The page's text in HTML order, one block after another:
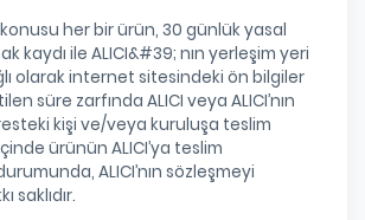
her bir ürün, 30 günlük yasal
kaydı ile ALICI&#39; nın yerleşim yeri
olarak internet sitesindeki ön bilgiler
süre zarfında ALICI veya ALICI’nın
kişi ve/veya kuruluşa teslim
ürünün ALICI’ya teslim
ALICI’nın sözleşmeyi
saklıdır.